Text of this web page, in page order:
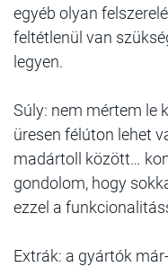
egyéb olyan
feltétlenül van
legyen.
Súly: nem mértem le
üresen félúton lehet
madártoll között…
gondolom, hogy
ezzel a
Extrák: a gyártók